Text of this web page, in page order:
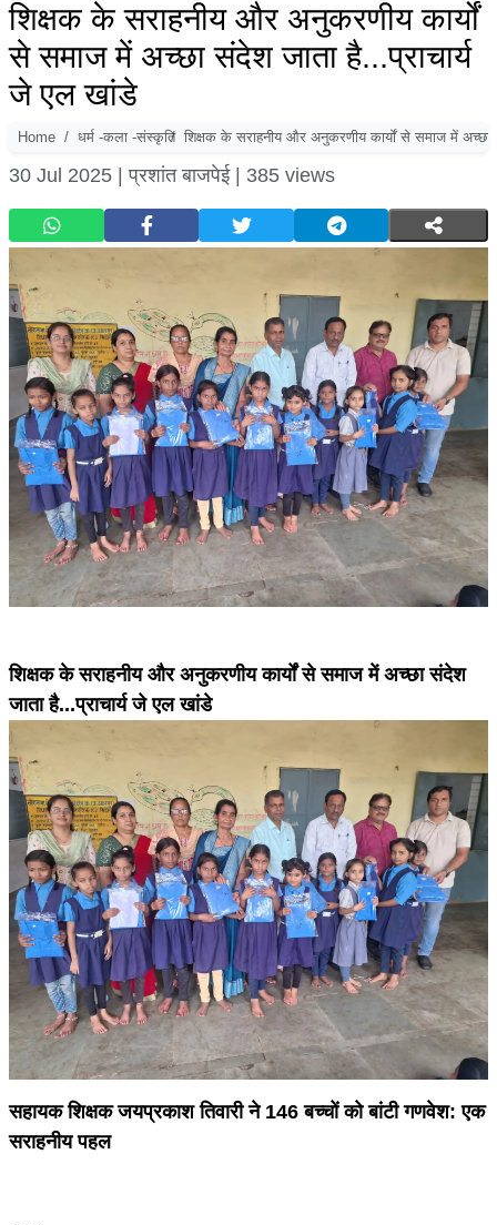
शिक्षक के सराहनीय और अनुकरणीय कार्यों
से समाज में अच्छा संदेश जाता है...प्राचार्य
जे एल खांडे
Home धर्म -कला -संस्कृति शिक्षक के सराहनीय और अनुकरणीय कार्यों से समाज में अच्छा
30 Jul 2025 |प्रशांत बाजपेई | 385 views
शिक्षक के सराहनीय और अनुकरणीय कार्यों से समाज में अच्छा संदेश
जाता है...प्राचार्य जे एल खांडे
सहायक शिक्षक जयप्रकाश तिवारी ने 146 बच्चों को बांटी गणवेश: एक
सराहनीय पहल